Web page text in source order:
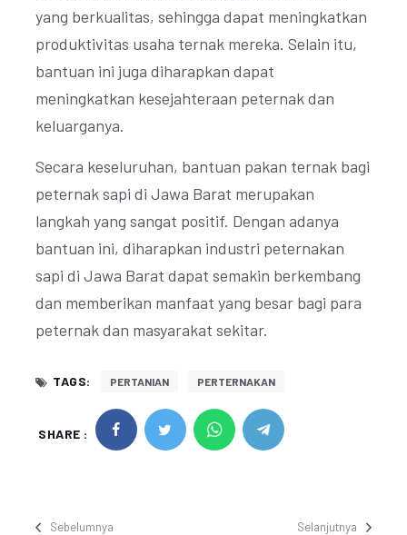
yang berkualitas, sehingga dapat meningkatkan
produktivitas usaha ternak mereka. Selain itu,
bantuan ini juga diharapkan dapat
meningkatkan kesejahteraan peternak dan
keluarganya.
Secara keseluruhan, bantuan pakan ternak bagi
peternak sapi di Jawa Barat merupakan
langkah yang sangat positif. Dengan adanya
bantuan ini, diharapkan industri peternakan
sapi di Jawa Barat dapat semakin berkembang
dan memberikan manfaat yang besar bagi para
peternak dan masyarakat sekitar.
TAGS: PERTANIAN PERTERNAKAN
SHARE :
Sebelumnya Selanjutnya